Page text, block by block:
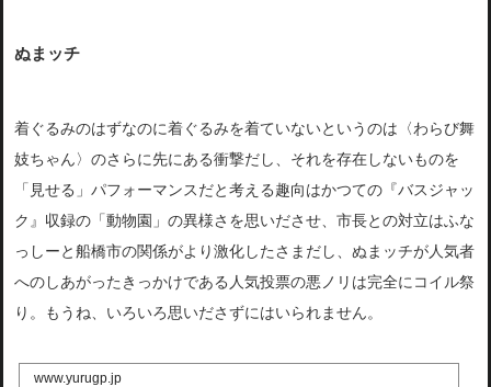
ぬまッチ
着ぐるみのはずなのに着ぐるみを着ていないというのは〈わらび舞
妓ちゃん〉のさらに先にある衝撃だし、それを存在しないものを
「見せる」パフォーマンスだと考える趣向はかつての『バスジャッ
ク』収録の「動物園」の異様さを思いださせ、市長との対立はふな
っしーと船橋市の関係がより激化したさまだし、ぬまッチが人気者
へのしあがったきっかけである人気投票の悪ノリは完全にコイル祭
り。もうね、いろいろ思いださずにはいられません。
www.yurugp.jp